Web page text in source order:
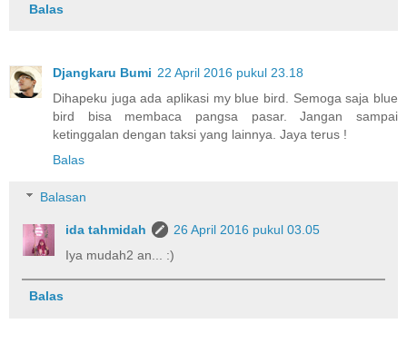
Balas
Djangkaru Bumi 22 April 2016 pukul 23.18
Dihapeku juga ada aplikasi my blue bird. Semoga saja blue
bird bisa membaca pangsa pasar. Jangan sampai
ketinggalan dengan taksi yang lainnya. Jaya terus !
Balas
Balasan
ida tahmidah
26 April 2016 pukul 03.05
Iya mudah2 an... :)
Balas